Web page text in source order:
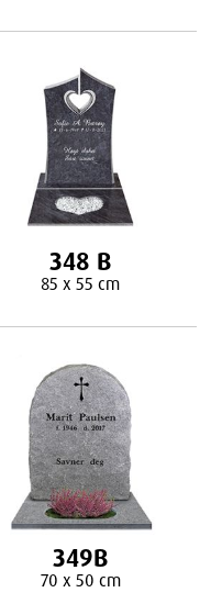
348 B
85 x 55 cm
349B
70 x 50 cm